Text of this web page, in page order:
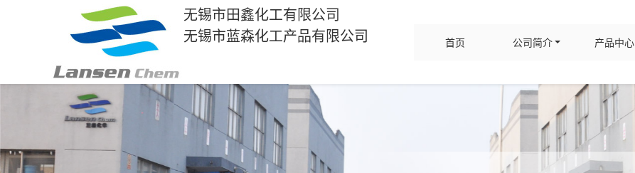
无锡市田鑫化工有限公司
无锡市蓝森化工产品有限公司
首页 公司简介 产品中心